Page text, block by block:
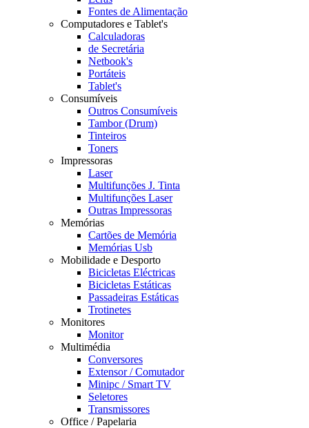
Fontes de Alimentação
Computadores e Tablet's
Calculadoras
de Secretária
Netbook's
Portáteis
Tablet's
Consumíveis
Outros Consumíveis
Tambor (Drum)
Tinteiros
Toners
Impressoras
Laser
Multifunções J. Tinta
Multifunções Laser
Outras Impressoras
Memórias
Cartões de Memória
Memórias Usb
Mobilidade e Desporto
Bicicletas Eléctricas
Bicicletas Estáticas
Passadeiras Estáticas
Trotinetes
Monitores
Monitor
Multimédia
Conversores
Extensor / Comutador
Minipc / Smart TV
Seletores
Transmissores
Office / Papelaria